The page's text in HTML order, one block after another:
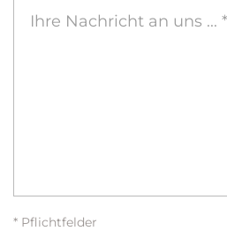
* Pflichtfelder